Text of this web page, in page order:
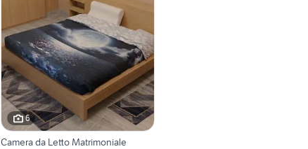
6
Camera da Letto Matrimoniale